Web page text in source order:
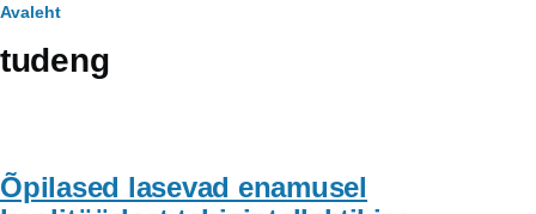
Leivapuru
Avaleht
tudeng
Õpilased lasevad enamusel